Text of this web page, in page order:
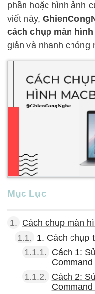
phần hoặc hình ảnh
viết này,
cách chụp màn
giản và nhanh chóng
Mục Lục
1. Cách chụp màn
1.1. 1. Cách chụp
1.1.1.
Cách 1:
Command
1.1.2.
Cách 2:
Command